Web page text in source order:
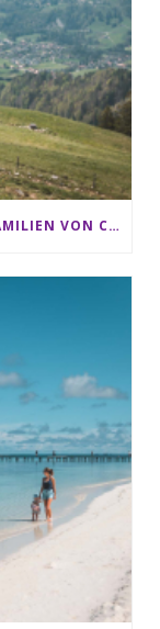
FRIBOURG: 7 TOLLE AUSFLÜGE FÜR FAMILIEN VON CHARMEY BIS LES PACCOTS